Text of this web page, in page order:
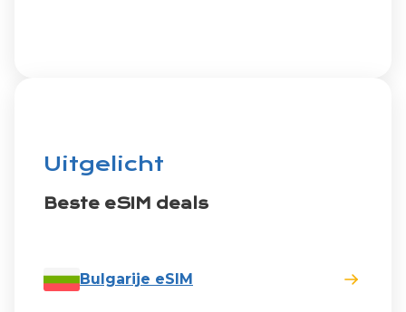
Uitgelicht
Beste eSIM deals
Bulgarije eSIM